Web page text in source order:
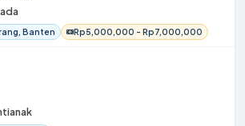
Banten Rp5,000,000 - Rp7,000,000